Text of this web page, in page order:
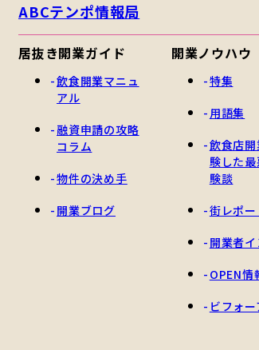
ABCテンポ情報局
居抜き開業ガイド
飲食開業マニュ
アル
融資申請の攻略
コラム
物件の決め手
開業ブログ
開業ノウハウ
特集
用語集
飲食店
験した
験談
街レポー
開業者
OPEN情
ビフォ